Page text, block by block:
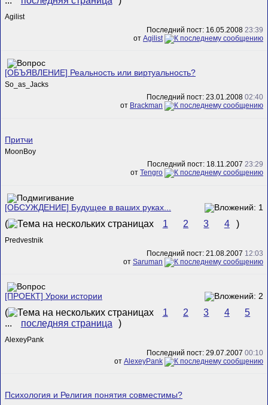
Agilist
Последний пост: 16.05.2008 23:39
от Agilist
[ОБЪЯВЛЕНИЕ] Реальность или виртуальность?
So_as_Jacks
Последний пост: 23.01.2008 02:40
от Brackman
Притчи
MoonBoy
Последний пост: 18.11.2007 23:29
от Tengro
[ОБСУЖДЕНИЕ] Будущее в ваших руках...
( 1 2 3 4 )
Predvestnik
Последний пост: 21.08.2007 12:03
от Saruman
[ПРОЕКТ] Уроки истории
( 1 2 3 4
5
...
последняя страница )
AlexeyPank
Последний пост: 29.07.2007 00:10
от AlexeyPank
Психология и Религия понятия совместимы?